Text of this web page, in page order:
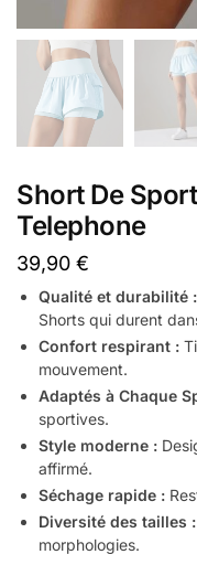
Short De
Telephone
39,90 €
Qualité et durabilité :
Shorts qui durent
Confort respirant :
mouvement.
Adaptés à Chaque
sportives.
Style moderne :
affirmé.
Séchage rapide :
Diversité des tailles :
morphologies.